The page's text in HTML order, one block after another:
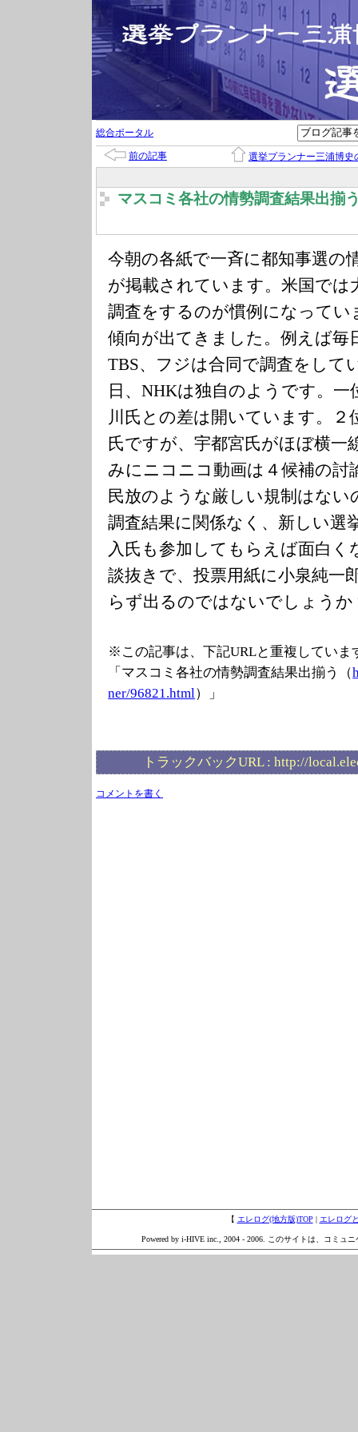
総合ポータル
前の記事 選挙プランナー三浦博史
マスコミ各社の情勢調査結果出揃
今朝の各紙で一斉に都知事選の
が掲載されています。米国では
調査をするのが慣例になって
傾向が出てきました。例えば毎
TBS、フジは合同で調査をして
日、NHKは独自のようです。一
川氏との差は開いています。２
氏ですが、宇都宮氏がほぼ横一
みにニコニコ動画は４候補の討
民放のような厳しい規制はな
調査結果に関係なく、新しい選
入氏も参加してもらえば面白
談抜きで、投票用紙に小泉純一
らず出るのではないでしょうか
※この記事は、下記URLと重複していま
「マスコミ各社の情勢調査結果出揃う（
ner/96821.html ）」
トラックバックURL : http://
コメントを書く
【 エレログ(地方版)TOP | エレログ
Powered by i-HIVE inc., 2004 - 2006. このサイトは、コミュ